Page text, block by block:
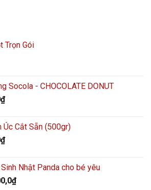
Trọn Gói
Socola - CHOCOLATE DONUT
₫
Úc Cắt Sẵn (500gr)
₫
Sinh Nhật Panda cho bé yêu
₫